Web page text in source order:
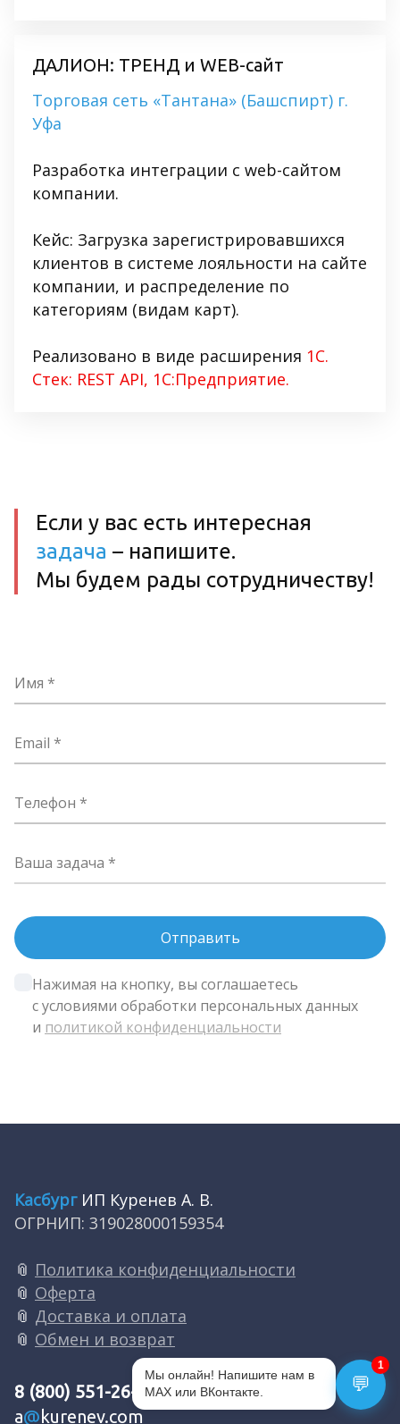
💬
1
ДАЛИОН: ТРЕНД и WEB-сайт
Торговая сеть «Тантана» (Башспирт) г.
Уфа
Разработка интеграции с web-сайтом
компании.
Кейс: Загрузка зарегистрировавшихся
клиентов в системе лояльности на сайте
компании, и распределение по
категориям (видам карт).
Реализовано в виде расширения 1С.
Стек: REST API, 1С:Предприятие.
Если у вас есть интересная
задача – напишите.
Мы будем рады сотрудничеству!
Имя
Email
Телефон
Ваша задача
Нажимая на кнопку, вы соглашаетесь
с условиями обработки персональных данных
и политикой конфиденциальности
КасбургИП Куренев А. В.
ОГРНИП: 319028000159354
📎 Политика конфиденциальности
📎 Оферта
📎 Доставка и оплата
📎 Обмен и возврат
8 (800) 551-26-03
a@ kurenev.com